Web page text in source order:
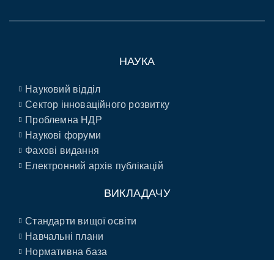
НАУКА
Науковий відділ
Сектор інноваційного розвитку
Проблемна НДР
Наукові форуми
Фахові видання
Електронний архів публікацій
ВИКЛАДАЧУ
Стандарти вищої освіти
Навчальні плани
Нормативна база